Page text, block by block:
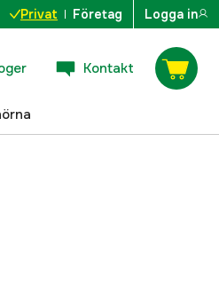
Privat Företag Logga in
Kontakt